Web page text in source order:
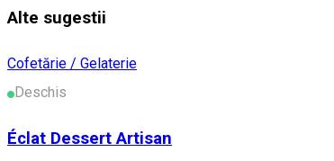
Alte sugestii
Cofetărie / Gelaterie
Deschis
Éclat Dessert Artisan